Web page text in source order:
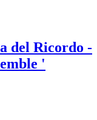
del Ricordo -
'